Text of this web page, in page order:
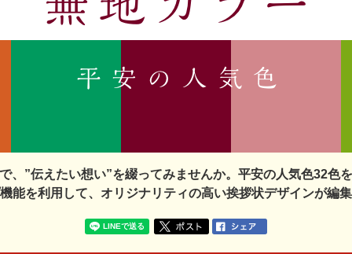
、”伝えたい想い”を綴ってみませんか。平安の人気色32色
能を利用して、オリジナリティの高い挨拶状デザインが編